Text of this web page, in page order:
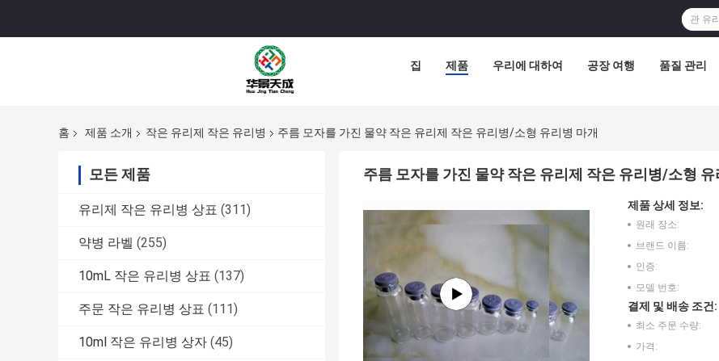
집 제품 우리에 대하여 공장 여행 품질 관리
홈 제품 소개 작은 유리제 작은 유리병 주름 모자를 가진 물약 작은 유리제 작은 유리병/소형 유리병 마개
모든 제품
유리제 작은 유리병 상표 (311)
약병 라벨 (255)
10mL 작은 유리병 상표 (137)
주문 작은 유리병 상표 (111)
10ml 작은 유리병 상자 (45)
주름 모자를 가진 물약 작은 유리제 작은 유리병/소형 유
제품 상세 정보:
원래 장소:
브랜드 이름:
인증:
모델 번호:
결제 및 배송 조건:
최소 주문 수량:
가격: